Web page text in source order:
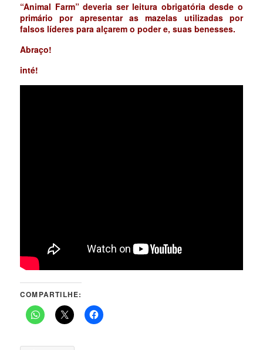
“Animal Farm” deveria ser leitura obrigatória desde o
primário por apresentar as mazelas utilizadas por
falsos líderes para alçarem o poder e, suas benesses.
Abraço!
inté!
COMPARTILHE: